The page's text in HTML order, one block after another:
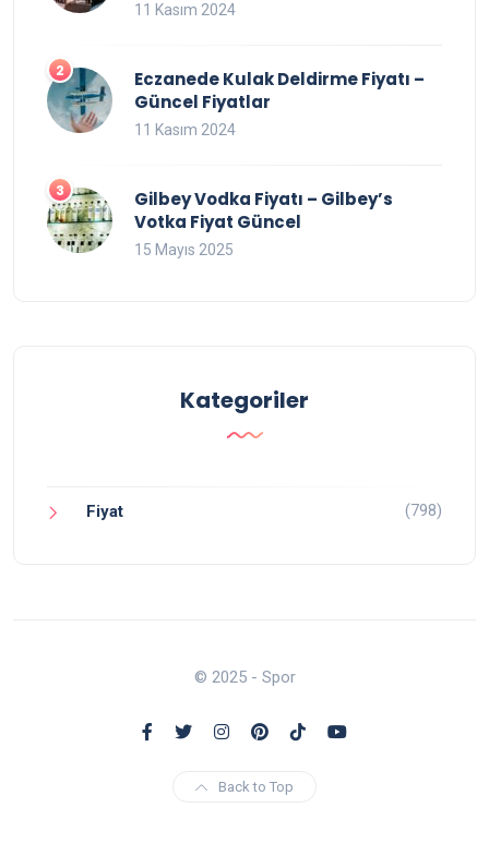
11 Kasım 2024
Eczanede Kulak Deldirme Fiyatı –
Güncel Fiyatlar
11 Kasım 2024
Gilbey Vodka Fiyatı – Gilbey’s
Votka Fiyat Güncel
15 Mayıs 2025
Kategoriler
Fiyat (798)
© 2025 - Spor
Back to Top